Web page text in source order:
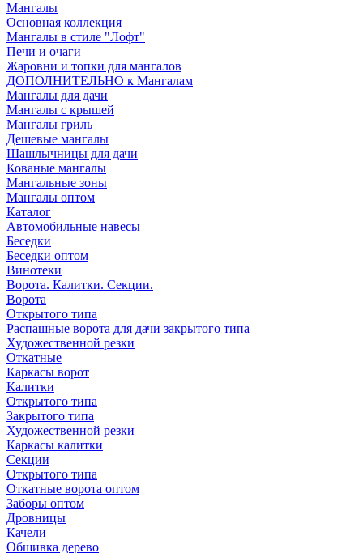
Мангалы
Основная коллекция
Мангалы в стиле "Лофт"
Печи и очаги
Жаровни и топки для мангалов
ДОПОЛНИТЕЛЬНО к Мангалам
Мангалы для дачи
Мангалы с крышей
Мангалы гриль
Дешевые мангалы
Шашлычницы для дачи
Кованые мангалы
Мангальные зоны
Мангалы оптом
Каталог
Автомобильные навесы
Беседки
Беседки оптом
Винотеки
Ворота. Калитки. Секции.
Ворота
Открытого типа
Распашные ворота для дачи закрытого типа
Художественной резки
Откатные
Каркасы ворот
Калитки
Открытого типа
Закрытого типа
Художественной резки
Каркасы калитки
Секции
Открытого типа
Откатные ворота оптом
Заборы оптом
Дровницы
Качели
Обшивка дерево